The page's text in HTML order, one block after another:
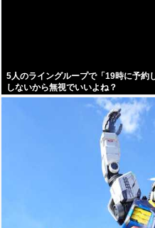
5人のライングループで「19時に予約
しないから無視でいいよね？